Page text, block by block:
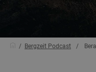
Bergzeit Podcast